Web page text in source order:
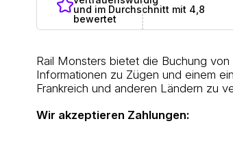
und im Durchschnitt mit 4,8
bewertet
Rail Monsters bietet die Buchung
Informationen zu Zügen und einem
Frankreich und anderen Ländern zu
Wir akzeptieren Zahlungen: